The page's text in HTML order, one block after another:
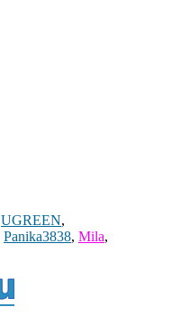
UGREEN,
Panika3838, Mila,